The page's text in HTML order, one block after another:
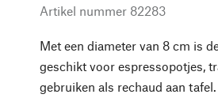
Artikel nummer 82283
Met een diameter van 8 cm is
geschikt voor espressopotjes,
gebruiken als rechaud aan